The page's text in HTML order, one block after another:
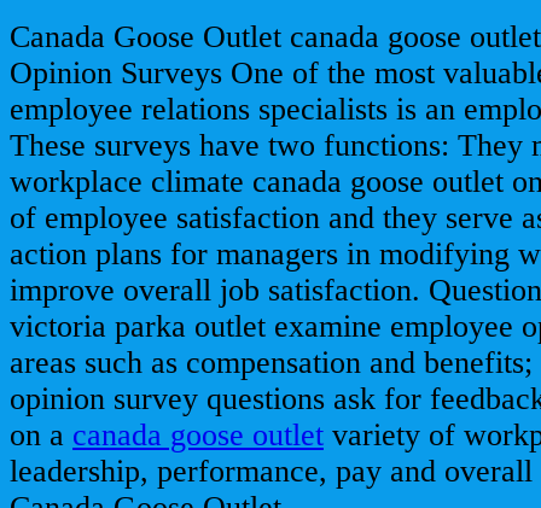
Canada Goose Outlet canada goose
Opinion Surveys One of the most
employee relations specialists is an
These surveys have two functions: They
workplace climate canada goose outlet
of employee satisfaction and they serve
action plans for managers in modifying
improve overall job satisfaction.
victoria parka outlet examine employee
areas such as compensation and
opinion survey questions ask for
on a canada goose outlet variety of
leadership, performance, pay and